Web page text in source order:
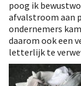
poog ik
afvalstroom aan
ondernemers
daarom ook een
letterlijk te